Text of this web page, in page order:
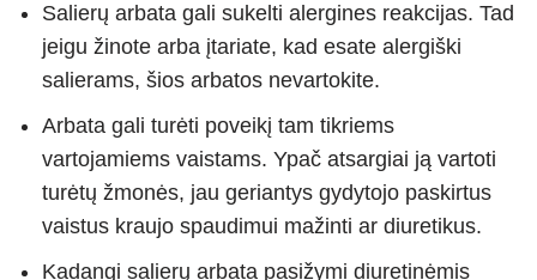
Salierų arbata gali sukelti alergines reakcijas. Tad
jeigu žinote arba įtariate, kad esate alergiški
salierams, šios arbatos nevartokite.
Arbata gali turėti poveikį tam tikriems
vartojamiems vaistams. Ypač atsargiai ją vartoti
turėtų žmonės, jau geriantys gydytojo paskirtus
vaistus kraujo spaudimui mažinti ar diuretikus.
Kadangi salierų arbata pasižymi diuretinėmis